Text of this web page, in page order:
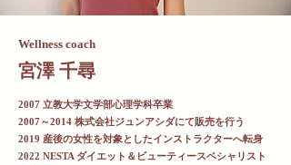
Wellness coach
宮澤 千尋
2007 立教大学文学部心理学科卒業
​2007～2014 株式会社ジュンアシダにて販売を行う​
2019 産後の女性を対象としたインストラクターへ転身
2022 NESTA ダイエット＆ビューティースペシャリスト